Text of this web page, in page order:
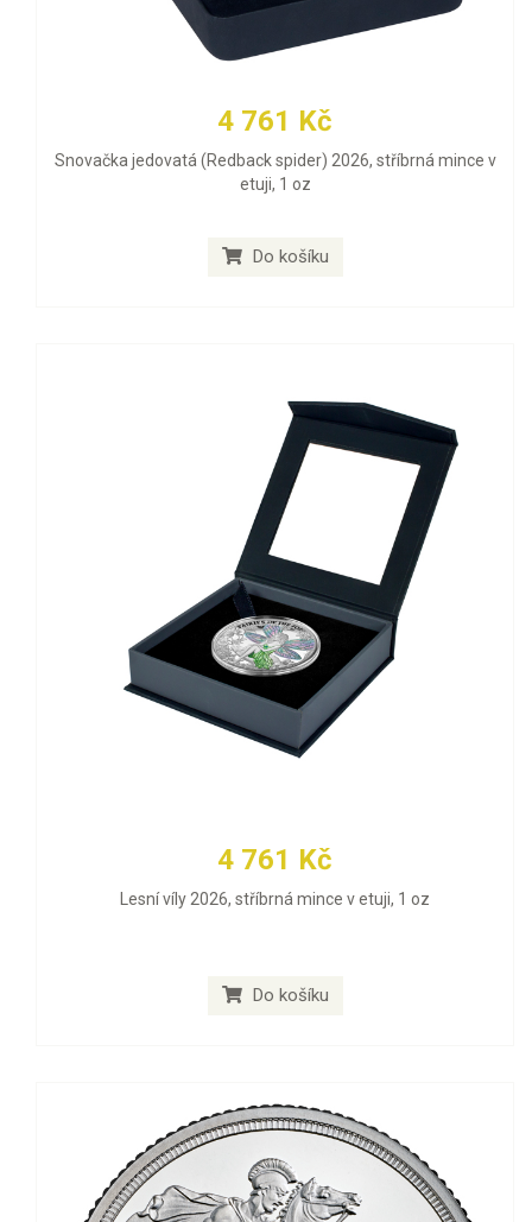
4 761 Kč
Snovačka jedovatá (Redback spider) 2026, stříbrná mince v
etuji, 1 oz
Do košíku
4 761 Kč
Lesní víly 2026, stříbrná mince v etuji, 1 oz
Do košíku